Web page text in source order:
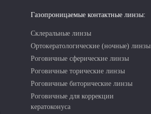
Газопроницаемые контактные линзы:
Склеральные линзы
Ортокератологические (ночные) линзы
Роговичные сферические линзы
Роговичные торические линзы
Роговичные биторические линзы
Роговичные для коррекции
кератоконуса